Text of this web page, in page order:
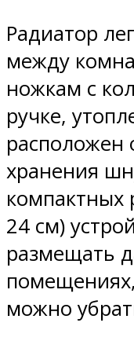
Радиатор
между
ножкам с
ручке,
расположен
хранения
компактных
24 см)
размещать
можно